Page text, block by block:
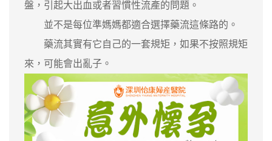
盤，引起大出血或者習慣性流產的問題。
並不是每位準媽媽都適合選擇藥流這條路的。
藥流其實有它自己的一套規矩，如果不按照規矩
來，可能會出亂子。